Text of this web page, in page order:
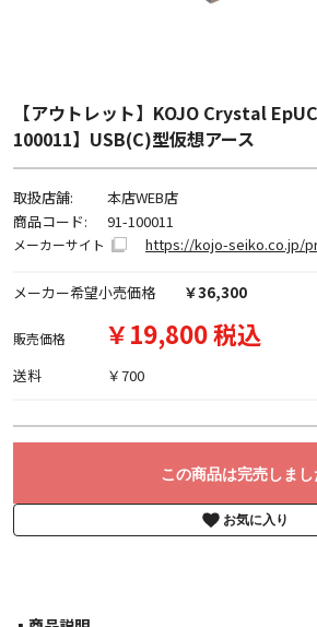
【アウトレット】KOJO Crystal
100011】USB(C)型仮想アース
取扱店舗:
本店WEB店
商品コード:
91-100011
メーカーサイト https://kojo-seiko.co.jp/
メーカー希望小売価格 ￥36,300
販売価格 ￥19,800 税込
送料 ￥700
この商品は完売しまし
お気に入り